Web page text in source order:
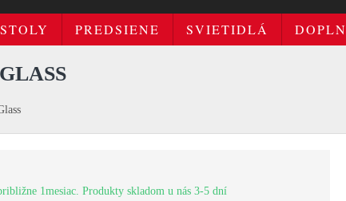
PREDSIENE SVIETIDLÁ
1mesiac. Produkty skladom u nás 3-5 dní